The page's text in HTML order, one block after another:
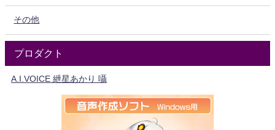
その他
プロダクト
A.I.VOICE 紲星あかり 囁